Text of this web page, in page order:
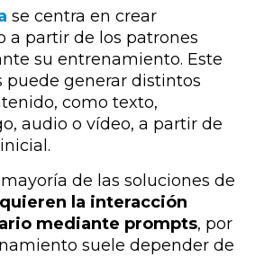
se centra en crear
a partir de los patrones
su entrenamiento. Este
puede generar distintos
como texto,
audio o vídeo, a partir de
de las soluciones de
la interacción
mediante prompts, por
suele depender de